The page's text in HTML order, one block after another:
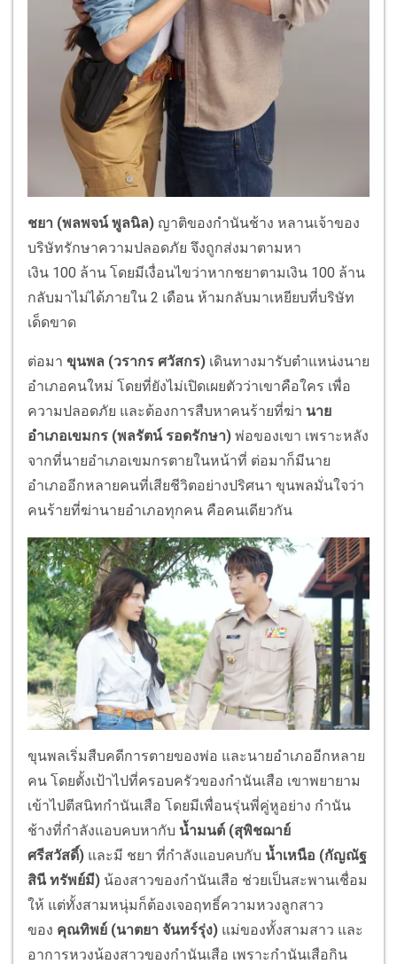
ชยา (พลพจน์ พูลนิล) ญาติของกำนันช้าง หลานเจ้าของ
บริษัทรักษาความปลอดภัย จึงถูกส่งมาตามหา
เงิน 100 ล้าน โดยมีเงื่อนไขว่าหากชยาตามเงิน 100 ล้าน
กลับมาไม่ได้ภายใน 2 เดือน ห้ามกลับมาเหยียบที่บริษัท
เด็ดขาด
ต่อมา ขุนพล (วรากร ศวัสกร) เดินทางมารับตำแหน่งนาย
อำเภอคนใหม่ โดยที่ยังไม่เปิดเผยตัวว่าเขาคือใคร เพื่อ
ความปลอดภัย และต้องการสืบหาคนร้ายที่ฆ่า นาย
อำเภอเขมกร (พลรัตน์ รอดรักษา) พ่อของเขา เพราะหลัง
จากที่นายอำเภอเขมกรตายในหน้าที่ ต่อมาก็มีนาย
อำเภออีกหลายคนที่เสียชีวิตอย่างปริศนา ขุนพลมั่นใจว่า
คนร้ายที่ฆ่านายอำเภอทุกคน คือคนเดียวกัน
ขุนพลเริ่มสืบคดีการตายของพ่อ และนายอำเภออีกหลาย
คน โดยตั้งเป้าไปที่ครอบครัวของกำนันเสือ เขาพยายาม
เข้าไปตีสนิทกำนันเสือ โดยมีเพื่อนรุ่นพี่คู่หูอย่าง กำนัน
ช้างที่กำลังแอบคบหากับ น้ำมนต์ (สุพิชฌาย์
ศรีสวัสดิ์) และมี ชยา ที่กำลังแอบคบกับ น้ำเหนือ (กัญณัฐ
สินี ทรัพย์มี) น้องสาวของกำนันเสือ ช่วยเป็นสะพานเชื่อม
ให้ แต่ทั้งสามหนุ่มก็ต้องเจอฤทธิ์ความหวงลูกสาว
ของ คุณทิพย์ (นาตยา จันทร์รุ่ง) แม่ของทั้งสามสาว และ
อาการหวงน้องสาวของกำนันเสือ เพราะกำนันเสือกิน